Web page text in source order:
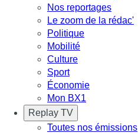
Nos reportages
Le zoom de la rédac'
Politique
Mobilité
Culture
Sport
Économie
Mon BX1
Replay TV
Toutes nos émissions